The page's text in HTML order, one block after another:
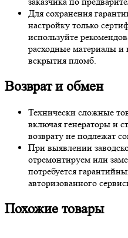
Для сохранения
настройку только
используйте
расходные материалы и
вскрытия пломб.
Возврат и обмен
Технически сложные
включая генераторы и
возврату не подлежат
При выявлении
отремонтируем или
потребуется
авторизованного
Похожие товары